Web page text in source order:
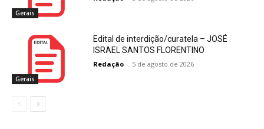
Gerais
Gerais
Edital de interdição/curatela – JOSÉ
ISRAEL SANTOS FLORENTINO
Redação - 5 de agosto de 2026